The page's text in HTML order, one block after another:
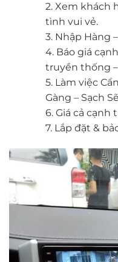
2. Xem khách
tình vui vẻ.
3. Nhập Hàng
4. Báo giá
truyền thống
5. Làm việc
Gàng – Sạch
6. Giá cả
7. Lắp đặt &